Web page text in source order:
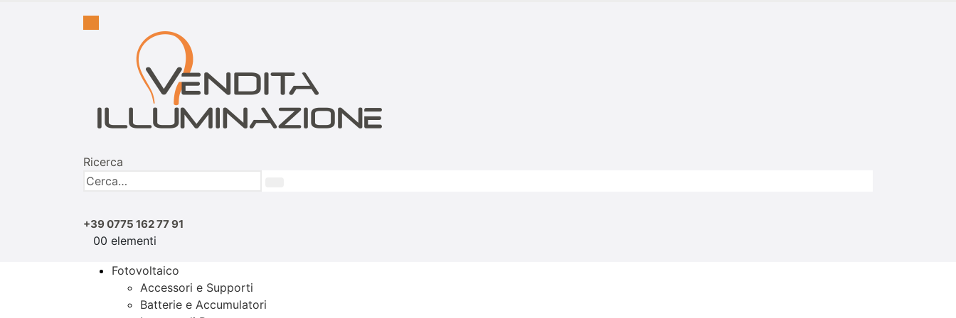
Ricerca
+39 0775 162 77 91
00 elementi
Fotovoltaico
Accessori e Supporti
Batterie e Accumulatori